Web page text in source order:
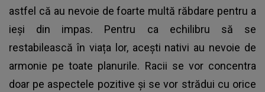
astfel că au nevoie de foarte multă răbdare pentru a
ieși din impas. Pentru ca echilibru să se
restabilească în viața lor, acești nativi au nevoie de
armonie pe toate planurile. Racii se vor concentra
doar pe aspectele pozitive și se vor strădui cu orice